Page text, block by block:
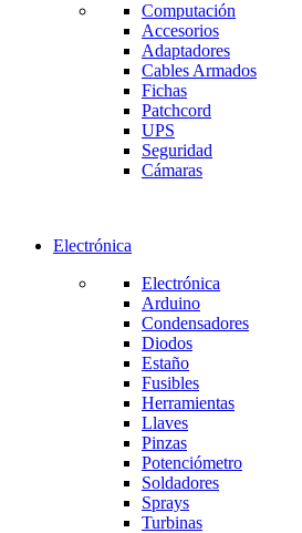
Computación
Accesorios
Adaptadores
Cables Armados
Fichas
Patchcord
UPS
Seguridad
Cámaras
Electrónica
Electrónica
Arduino
Condensadores
Diodos
Estaño
Fusibles
Herramientas
Llaves
Pinzas
Potenciómetro
Soldadores
Sprays
Turbinas